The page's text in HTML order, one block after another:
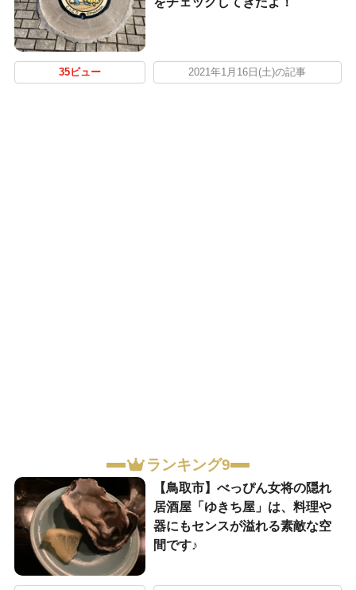
35ビュー 2021年1月16日(土)の記事
ランキング9
【鳥取市】べっぴん女将の隠れ
居酒屋「ゆきち屋」は、料理や
器にもセンスが溢れる素敵な空
間です♪